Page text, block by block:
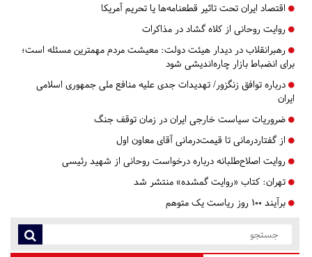
اقتصاد ایران تحت تاثیر قطعنامه‌ها یا تحریم‌ آمریکا
روایت روحانی از کلاه گشاد در مذاکرات
رهبرانقلاب در دیدار هیئت دولت: معیشت مردم مهمترین مسئله است؛
برای انضباط بازار چاره‌اندیشی شود
درباره توافق زنگزور/ تهدیدات جدی علیه منافع ملی جمهوری اسلامی
ایران
ضروریات سیاست خارجی ایران در زمان توقف جنگ
از گفتاردرمانی تا قیمت‌درمانی آقای معاون اول
روایت اصلاح‌طلبانه درباره درخواست روحانی از شهید رئیسی
تهران: کتاب «روایت گمشده» منتشر شد
برآیند ۱۰۰ روز ریاست یک متوهم